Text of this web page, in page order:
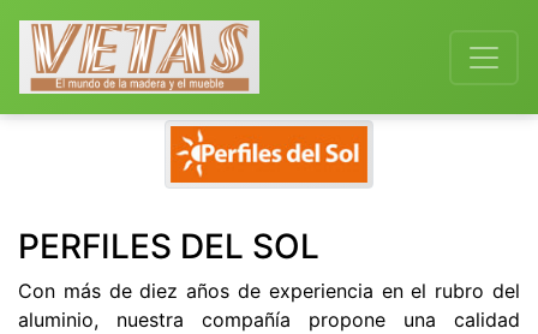
PERFILES DEL SOL
Con más de diez años de experiencia en el rubro del
aluminio, nuestra compañía propone una calidad